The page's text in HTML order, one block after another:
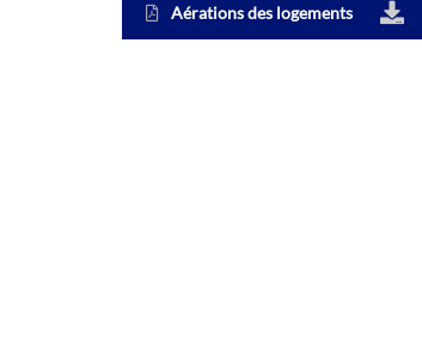
Aérations des logements